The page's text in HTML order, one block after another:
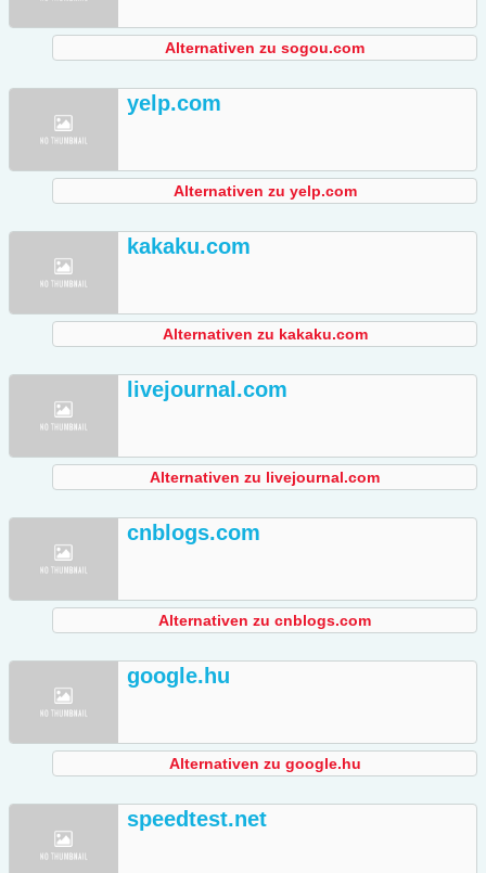
Alternativen zu sogou.com
yelp.com
Alternativen zu yelp.com
kakaku.com
Alternativen zu kakaku.com
livejournal.com
Alternativen zu livejournal.com
cnblogs.com
Alternativen zu cnblogs.com
google.hu
Alternativen zu google.hu
speedtest.net